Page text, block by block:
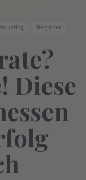
Beginner
Diese